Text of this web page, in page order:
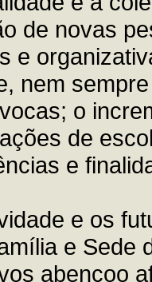
de novas
e
nem
o
de
e
e os
e Sede
abençoo